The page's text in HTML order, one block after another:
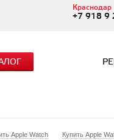
Краснодар
+7 918 9
Apple Watch Купить Apple